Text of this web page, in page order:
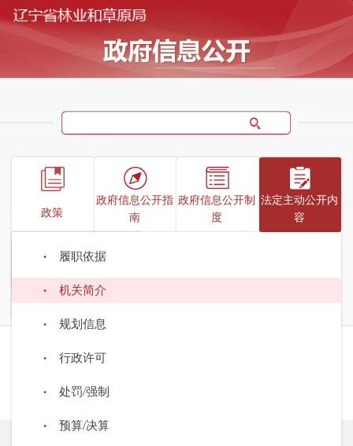
政策
行政规范性文件
政府信息公开指
南
政府信息公开制
度
法定主动公开内
容
履职依据
机关简介
规划信息
行政许可
处罚/强制
预算/决算
政府信息公开年
报
当前位置：首页>政府信息公开
森林资源管理处（林长制工作处）